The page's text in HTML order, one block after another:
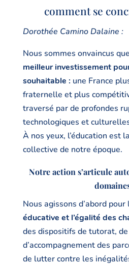
comment se
Dorothée Camino Dalaine :
Nous sommes onvaincus que
meilleur investissement
souhaitable : une France
fraternelle et plus
traversé par de profondes
technologiques et
À nos yeux, l’éducation est
collective de notre époque.
Notre action s’articule
Nous agissons d’abord pour
éducative et l’égalité des
des dispositifs de tutorat,
d’accompagnement des
de lutter contre les